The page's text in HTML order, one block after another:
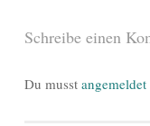
Schreibe einen
Du musst angemeldet